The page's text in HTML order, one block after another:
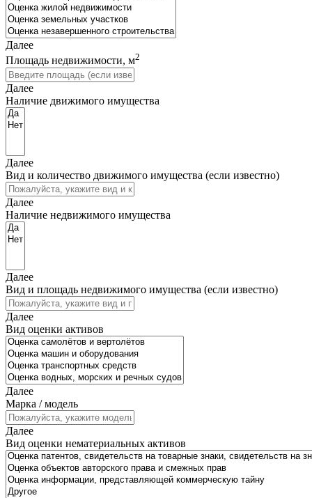
Далее
Площадь недвижимости, м2
Далее
Наличие движимого имущества
Далее
Вид и количество движимого имущества (если известно)
Далее
Наличие недвижимого имущества
Далее
Вид и площадь недвижимого имущества (если известно)
Далее
Вид оценки активов
Далее
Марка / модель
Далее
Вид оценки нематериальных активов